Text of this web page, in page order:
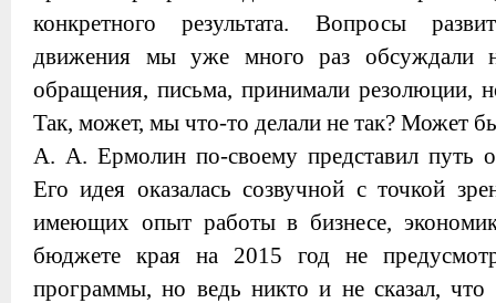
конкретного результата. Вопросы
движения мы уже много раз обсуждали
обращения, письма, принимали резолюции,
Так, может, мы что-то делали не так? Может
А. А. Ермолин по-своему представил путь
Его идея оказалась созвучной с точкой
имеющих опыт работы в бизнесе,
бюджете края на 2015 год не
программы, но ведь никто и не сказал, что